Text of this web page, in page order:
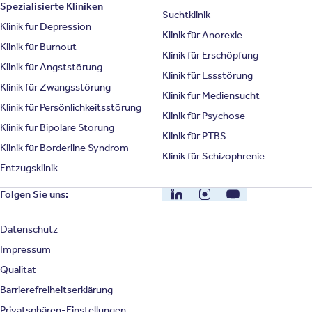
Spezialisierte Kliniken
Klinik für Depression
Klinik für Burnout
Klinik für Angststörung
Klinik für Zwangsstörung
Klinik für Persönlichkeitsstörung
Klinik für Bipolare Störung
Klinik für Borderline Syndrom
Entzugsklinik
Suchtklinik
Klinik für Anorexie
Klinik für Erschöpfung
Klinik für Essstörung
Klinik für Mediensucht
Klinik für Psychose
Klinik für PTBS
Klinik für Schizophrenie
Folgen Sie uns: LinkedIn InstagramYouTube
Datenschutz
Impressum
Qualität
Barrierefreiheitserklärung